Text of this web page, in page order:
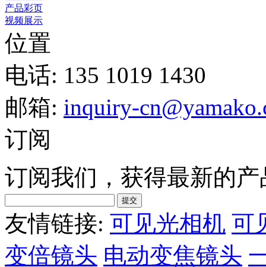
产品彩页
视频展示
位置
电话: 135 1019 1430
邮箱: inquiry-
订阅
订阅我们，获得最新的产
友情链接: 可见光相机 可
变倍镜头 电动变焦镜头